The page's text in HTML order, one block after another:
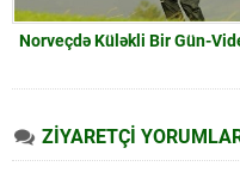
Norveçdə Küləkli Bir Gün-
ZİYARETÇİ